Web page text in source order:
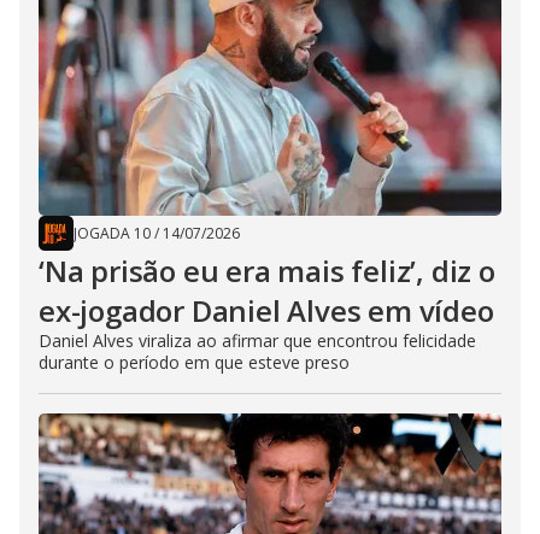
JOGADA 10/ 14/07/2026
‘Na prisão eu era mais feliz’, diz o
ex-jogador Daniel Alves em vídeo
Daniel Alves viraliza ao afirmar que encontrou felicidade
durante o período em que esteve preso